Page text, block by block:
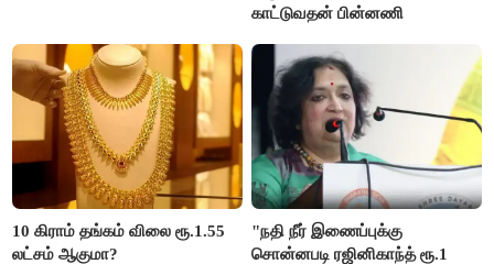
காட்டுவதன் பின்னணி
10 கிராம் தங்கம் விலை ரூ.1.55
லட்சம் ஆகுமா?
"நதி நீர் இணைப்புக்கு
சொன்னபடி ரஜினிகாந்த் ரூ.1